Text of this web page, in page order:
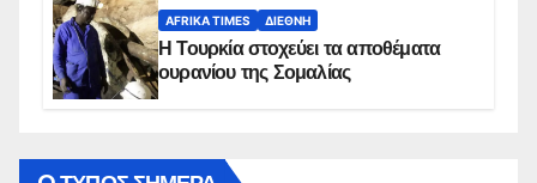
AFRIKA TIMES ΔΙΕΘΝΉ
Η Τουρκία στοχεύει τα αποθέματα
ουρανίου της Σομαλίας